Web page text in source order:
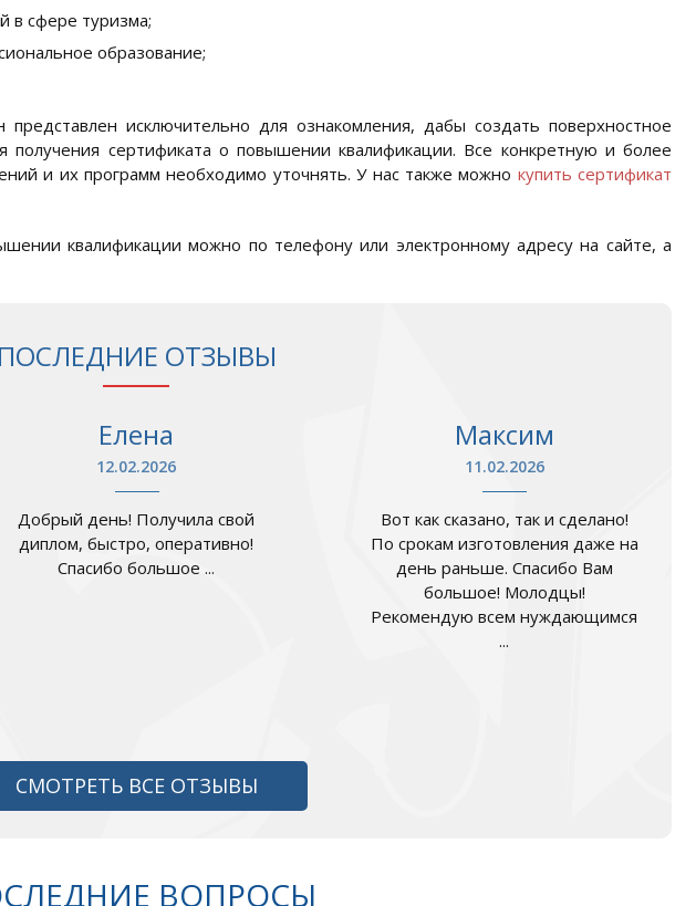
в сфере туризма;
образование;
исключительно для ознакомления, дабы создать поверхностное
получения сертификата о повышении квалификации. Все конкретную и более
и их программ необходимо уточнять. У нас также можно купить сертификат
квалификации можно по телефону или электронному адресу на сайте, а
ПОСЛЕДНИЕ ОТЗЫВЫ
Елена
12.02.2026
Добрый день! Получила свой
диплом, быстро, оперативно!
Спасибо большое ...
Максим
11.02.2026
Вот как сказано, так и сделано!
По срокам изготовления даже на
день раньше. Спасибо Вам
большое! Молодцы!
Рекомендую всем нуждающимся
...
СМОТРЕТЬ ВСЕ ОТЗЫВЫ
ВОПРОСЫ